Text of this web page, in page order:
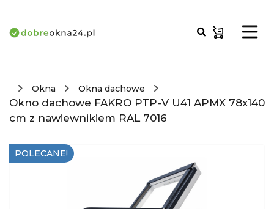
Okna Okna dachowe
Okno dachowe FAKRO PTP-V U41 APMX 78x140
cm z nawiewnikiem RAL 7016
POLECANE!